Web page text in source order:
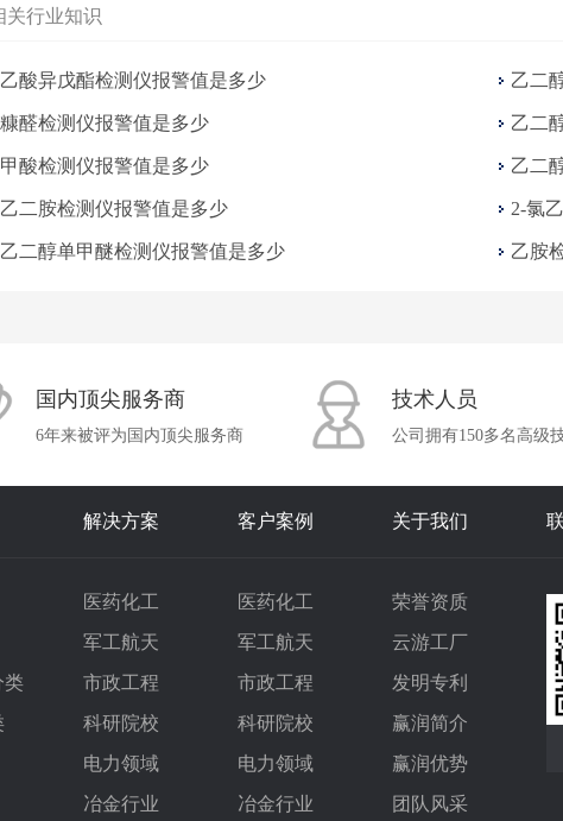
关行业知识
乙酸异戊酯检测仪报警值是多少
糠醛检测仪报警值是多少
甲酸检测仪报警值是多少
乙二胺检测仪报警值是多少
乙二醇单甲醚检测仪报警值是多少
乙二
乙二
乙二
2-氯
乙胺
国内顶尖服务商
6年来被评为国内顶尖服务商
技术人员
公司拥有150多名高级
解决方案 客户案例 关于我们
类
医药化工
军工航天
市政工程
科研院校
电力领域
冶金行业
医药化工
军工航天
市政工程
科研院校
电力领域
冶金行业
荣誉资质
云游工厂
发明专利
赢润简介
赢润优势
团队风采